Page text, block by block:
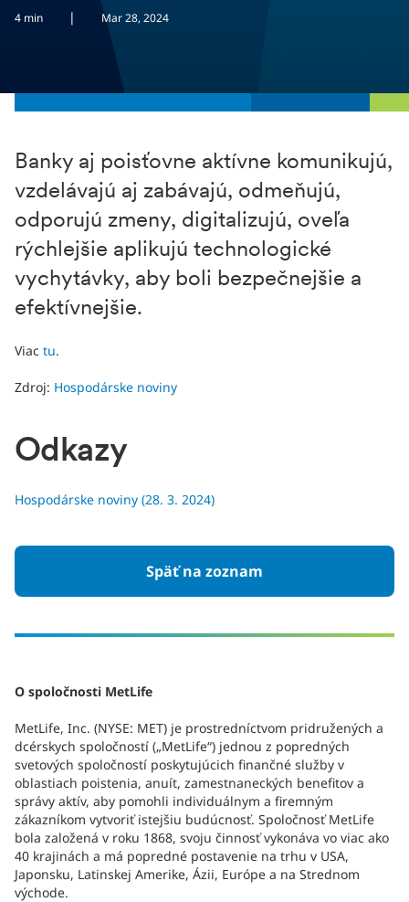
4 min | Mar 28, 2024
Banky aj poisťovne aktívne komunikujú,
vzdelávajú aj zabávajú, odmeňujú,
odporujú zmeny, digitalizujú, oveľa
rýchlejšie aplikujú technologické
vychytávky, aby boli bezpečnejšie a
efektívnejšie.
Viac tu.
Zdroj: Hospodárske noviny
Odkazy
Hospodárske noviny (28. 3. 2024)
Späť na zoznam
O spoločnosti MetLife
MetLife, Inc. (NYSE: MET) je prostredníctvom pridružených a
dcérskych spoločností („MetLife“) jednou z popredných
svetových spoločností poskytujúcich finančné služby v
oblastiach poistenia, anuít, zamestnaneckých benefitov a
správy aktív, aby pomohli individuálnym a firemným
zákazníkom vytvoriť istejšiu budúcnosť. Spoločnosť MetLife
bola založená v roku 1868, svoju činnosť vykonáva vo viac ako
40 krajinách a má popredné postavenie na trhu v USA,
Japonsku, Latinskej Amerike, Ázii, Európe a na Strednom
východe.